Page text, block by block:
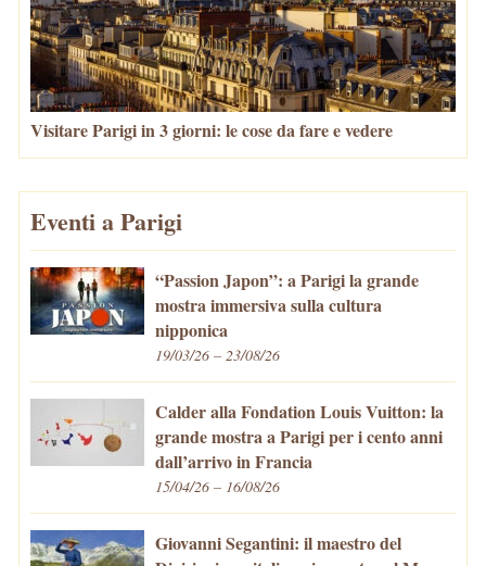
Visitare Parigi in 3 giorni: le cose da fare e vedere
Eventi a Parigi
“Passion Japon”: a Parigi la grande
mostra immersiva sulla cultura
nipponica
19/03/26 – 23/08/26
Calder alla Fondation Louis Vuitton: la
grande mostra a Parigi per i cento anni
dall’arrivo in Francia
15/04/26 – 16/08/26
Giovanni Segantini: il maestro del